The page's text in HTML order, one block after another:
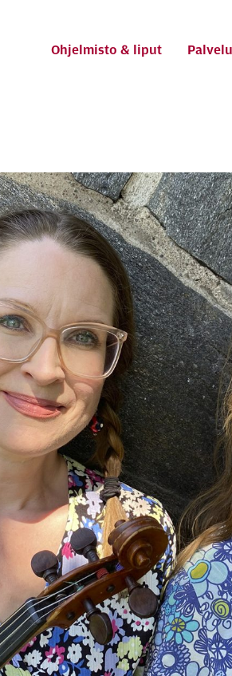
Ohjelmisto & liput